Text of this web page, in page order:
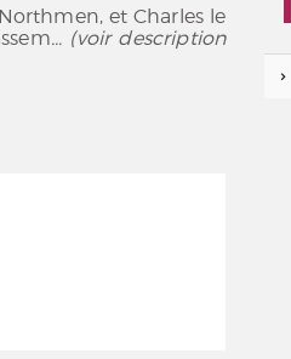
et Charles le
... (voir description